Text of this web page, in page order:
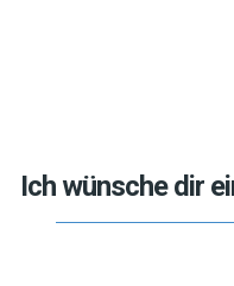
Ich wünsche dir